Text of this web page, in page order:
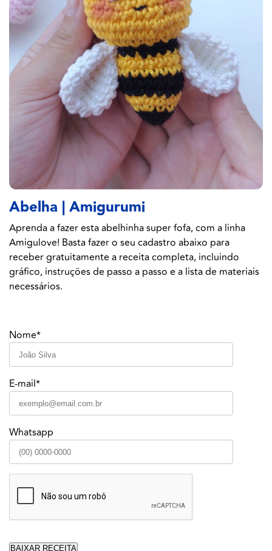
Abelha | Amigurumi
Aprenda a fazer esta abelhinha super fofa, com a linha
Amigulove! Basta fazer o seu cadastro abaixo para
receber gratuitamente a receita completa, incluindo
gráfico, instruções de passo a passo e a lista de materiais
necessários.
Nome*
E-mail*
Whatsapp